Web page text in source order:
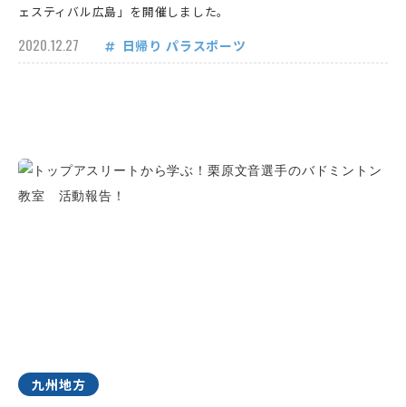
ェスティバル広島」を開催しました。
2020.12.27 日帰り パラスポーツ
九州地方